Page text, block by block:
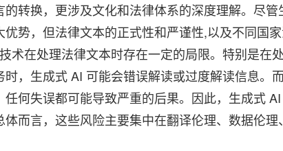
转换，更涉及文化和法律体系的深度理解。尽
势，但法律文本的正式性和严谨性,以及不同国
术在处理法律文本时存在一定的局限。特别是在
，生成式 AI 可能会错误解读或过度解读信息。
何失误都可能导致严重的后果。因此，生成式
而言，这些风险主要集中在翻译伦理、数据伦